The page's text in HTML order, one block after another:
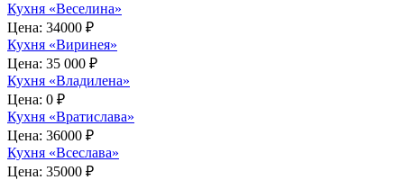
Кухня «Веселина»
Цена: 34000 ₽
Кухня «Виринея»
Цена: 35 000 ₽
Кухня «Владилена»
Цена: 0 ₽
Кухня «Вратислава»
Цена: 36000 ₽
Кухня «Всеслава»
Цена: 35000 ₽